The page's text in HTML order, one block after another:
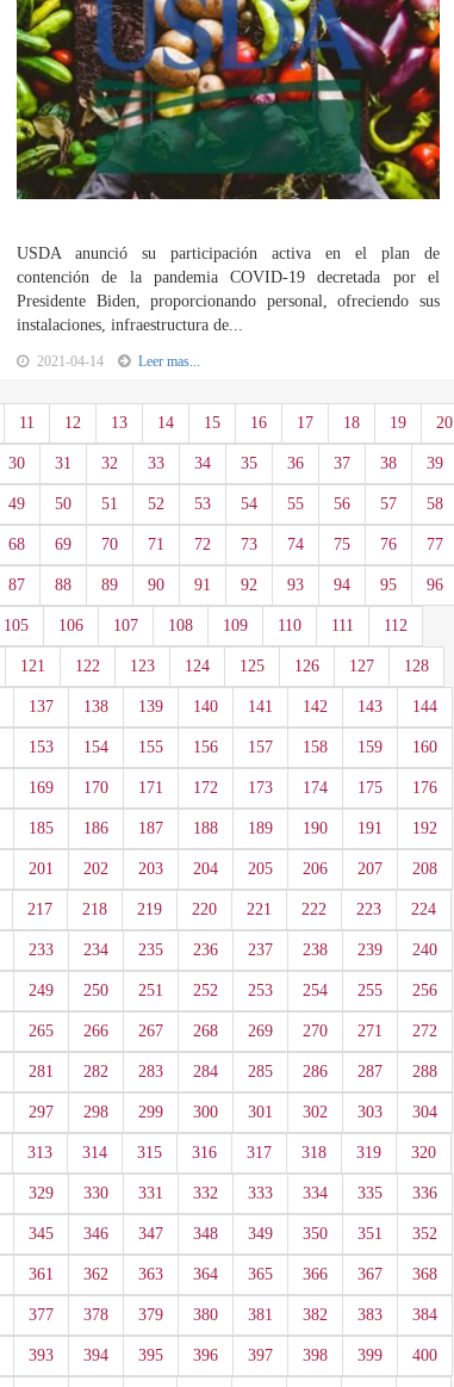
USDA anunció su participación activa en el plan de
contención de la pandemia COVID-19 decretada por el
Presidente Biden, proporcionando personal, ofreciendo sus
instalaciones, infraestructura de...
2021-04-14 Leer mas...
11 12 13 14 15 16 17 18 19 20
30 31 32 33 34 35 36 37 38 39
49 50 51 52 53 54 55 56 57 58
68 69 70 71 72 73 74 75 76 77
87 88 89 90 91 92 93 94 95 96
105 106 107 108 109 110 111 112
121 122 123 124 125 126 127 128
137 138 139 140 141 142 143 144
153 154 155 156 157 158 159 160
169 170 171 172 173 174 175 176
185 186 187 188 189 190 191 192
201 202 203 204 205 206 207 208
217 218 219 220 221 222 223 224
233 234 235 236 237 238 239 240
249 250 251 252 253 254 255 256
265 266 267 268 269 270 271 272
281 282 283 284 285 286 287 288
297 298 299 300 301 302 303 304
313 314 315 316 317 318 319 320
329 330 331 332 333 334 335 336
345 346 347 348 349 350 351 352
361 362 363 364 365 366 367 368
377 378 379 380 381 382 383 384
393 394 395 396 397 398 399 400